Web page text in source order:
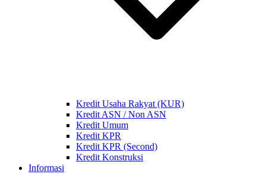
Kredit Usaha Rakyat (KUR)
Kredit ASN / Non ASN
Kredit Umum
Kredit KPR
Kredit KPR (Second)
Kredit Konstruksi
Informasi